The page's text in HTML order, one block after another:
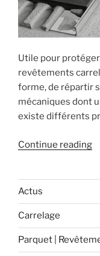
Utile pour
revêtements
forme, de répartir
mécaniques dont
existe différents
Continue reading«
Actus
Carrelage
Parquet |